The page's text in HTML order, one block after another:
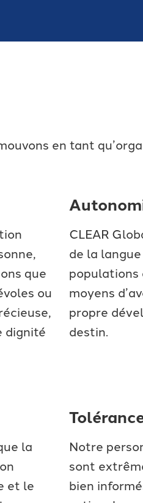
en tant
que
ou
dignité
CLEAR
de la
populations
moyens
propre
destin.
la
et le
Notre
sont
bien